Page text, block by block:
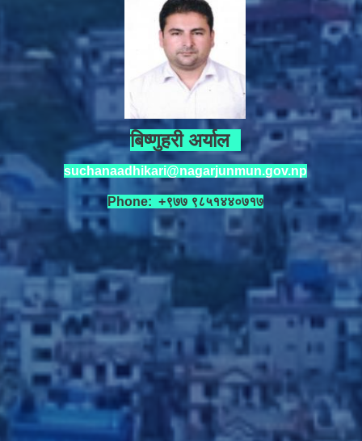
बिष्णुहरी अर्याल
suchanaadhikari@nagarjunmun.gov.np
Phone: +९७७ ९८५१४४०७१७